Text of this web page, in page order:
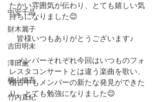
中安千晶
財木麗子
吉田明未
澤田薫
横山慎吾
竹内直紀
たかい雰囲気が伝わり、とても嬉しい気
持ちになりました😊
皆様いつもありがとうございます♪
メンバーそれぞれ今回はいつものフォ
レスタコンサートとは違う楽曲を歌い、
稽古中もメンバーの新たな発見ができた
り、とても勉強になりました😌